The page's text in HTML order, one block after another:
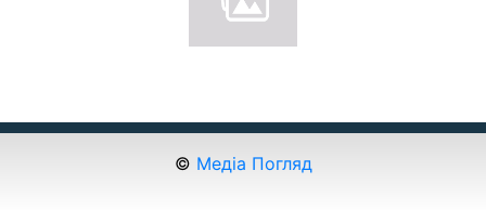
© Медіа Погляд